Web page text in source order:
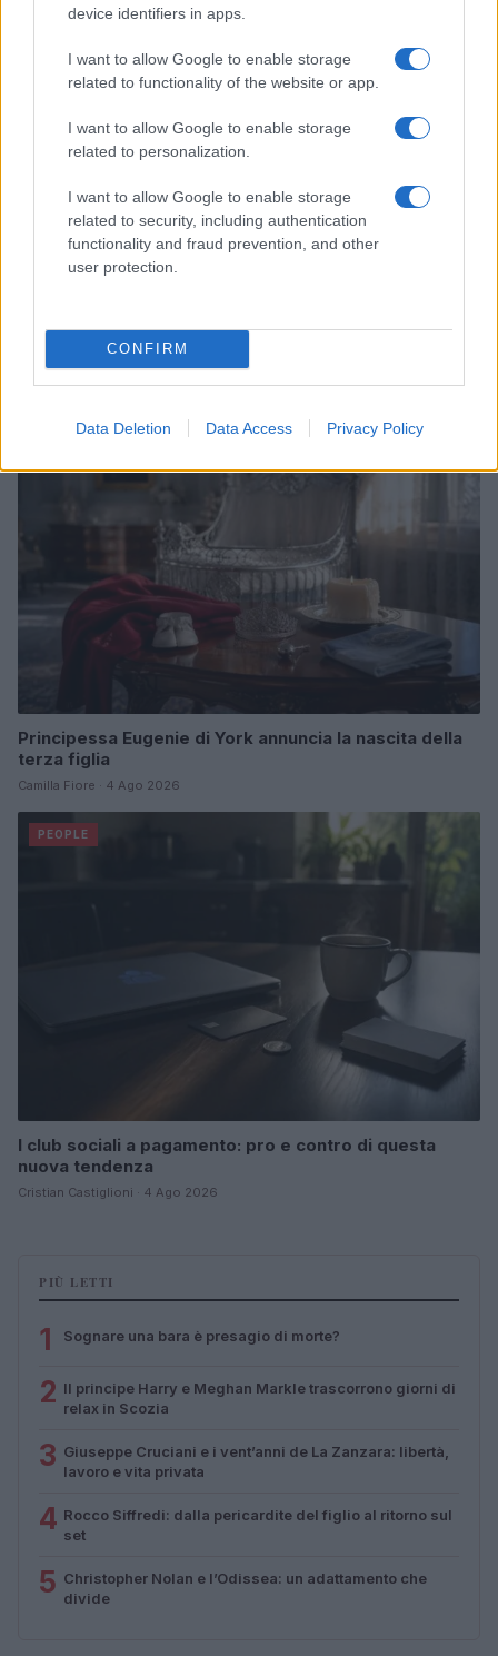
device identifiers in apps.
I want to allow Google to enable storage
related to functionality of the website or app.
I want to allow Google to enable storage
related to personalization.
I want to allow Google to enable storage
related to security, including authentication
functionality and fraud prevention, and other
user protection.
CONFIRM
Data Deletion Data Access Privacy Policy
PEOPLE
Role Model e Dakota Johnson: la coppia che unisce
PEOPLE
Principessa Eugenie di York annuncia la nascita della
terza figlia
Camilla Fiore · 4 Ago 2026
PEOPLE
I club sociali a pagamento: pro e contro di questa
nuova tendenza
Cristian Castiglioni · 4 Ago 2026
PIÙ LETTI
1 Sognare una bara è presagio di morte?
2 Il principe Harry e Meghan Markle trascorrono giorni di
relax in Scozia
3 Giuseppe Cruciani e i vent’anni de La Zanzara: libertà,
lavoro e vita privata
4 Rocco Siffredi: dalla pericardite del figlio al ritorno sul
set
5 Christopher Nolan e l’Odissea: un adattamento che
divide